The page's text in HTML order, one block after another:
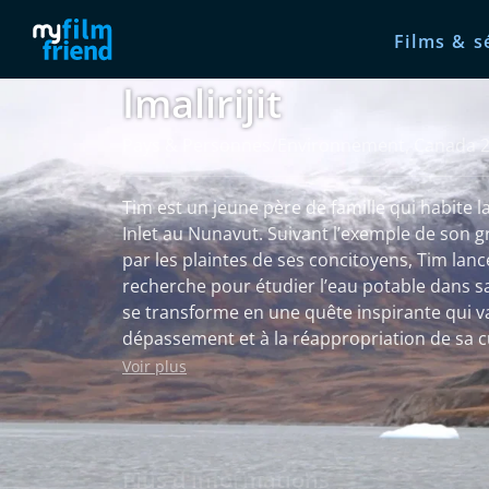
Films &
Imalirijit
Pays & Personnes/Environnement, Canada
Tim est un jeune père de famille qui habite
Inlet au Nunavut. Suivant l’exemple de son
par les plaintes de ses concitoyens, Tim
recherche pour étudier l’eau potable dans
se transforme en une quête inspirante qui
dépassement et à la réappropriation de sa
vécue devient un catalyseur pour Tim et
fraîcheur dans cette communauté nordique
défis.
Voir plus
Plus d'informations